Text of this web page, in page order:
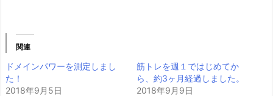
関連
ドメインパワーを測定しまし
た！
2018年9月5日
筋トレを週１ではじめてか
ら、約3ヶ月経過しました。
2018年9月9日